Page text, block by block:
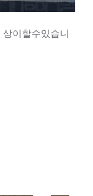
이할수있습니